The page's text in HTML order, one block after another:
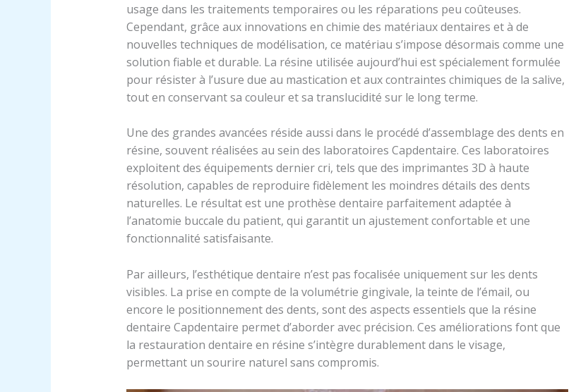
usage dans les traitements temporaires ou les réparations peu coûteuses.
Cependant, grâce aux innovations en chimie des matériaux dentaires et à de
nouvelles techniques de modélisation, ce matériau s’impose désormais comme une
solution fiable et durable. La résine utilisée aujourd’hui est spécialement formulée
pour résister à l’usure due au mastication et aux contraintes chimiques de la salive,
tout en conservant sa couleur et sa translucidité sur le long terme.
Une des grandes avancées réside aussi dans le procédé d’assemblage des dents en
résine, souvent réalisées au sein des laboratoires Capdentaire. Ces laboratoires
exploitent des équipements dernier cri, tels que des imprimantes 3D à haute
résolution, capables de reproduire fidèlement les moindres détails des dents
naturelles. Le résultat est une prothèse dentaire parfaitement adaptée à
l’anatomie buccale du patient, qui garantit un ajustement confortable et une
fonctionnalité satisfaisante.
Par ailleurs, l’esthétique dentaire n’est pas focalisée uniquement sur les dents
visibles. La prise en compte de la volumétrie gingivale, la teinte de l’émail, ou
encore le positionnement des dents, sont des aspects essentiels que la résine
dentaire Capdentaire permet d’aborder avec précision. Ces améliorations font que
la restauration dentaire en résine s’intègre durablement dans le visage,
permettant un sourire naturel sans compromis.